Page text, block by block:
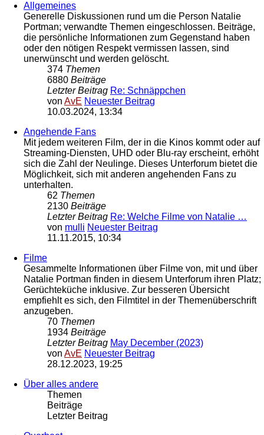
Allgemeines
Generelle Diskussionen rund um die Person Natalie
Portman; verwandte Themen eingeschlossen. Beiträge,
die persönliche Informationen zum Gegenstand haben
oder den nötigen Respekt vermissen lassen, sind
unerwünscht und werden gelöscht.
374 Themen
6880 Beiträge
Letzter Beitrag Re: Schnäppchen
von AvE Neuester Beitrag
10.03.2024, 13:34
Angehende Fans
Mit jedem weiteren Film, der in die Kinos kommt oder auf
Streaming-Diensten, UHD oder Blu-ray erscheint, erhöht
sich die Zahl der Neulinge. Dieses Unterforum bietet die
Möglichkeit, sich mit anderen angehenden Fans zu
unterhalten.
62 Themen
2130 Beiträge
Letzter Beitrag Re: Welche Filme von Natalie …
von mulli Neuester Beitrag
11.11.2015, 10:34
Filme
Gesammelte Informationen über Filme von, mit und über
Natalie Portman finden in diesem Unterforum ihren Platz;
Gerüchteküche inklusive. Zur besseren Übersicht
empfiehlt es sich, den Filmtitel in der Themenüberschrift
anzugeben.
70 Themen
1934 Beiträge
Letzter Beitrag May December (2023)
von AvE Neuester Beitrag
28.12.2023, 19:25
Über alles andere
Themen
Beiträge
Letzter Beitrag